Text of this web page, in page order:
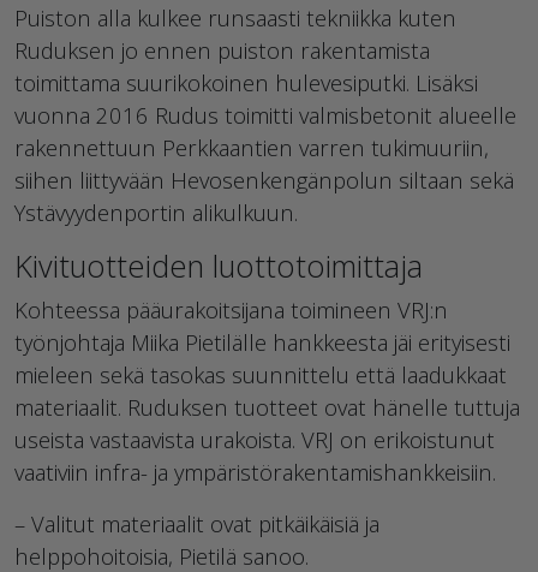
Puiston alla kulkee runsaasti tekniikka kuten
Ruduksen jo ennen puiston rakentamista
toimittama suurikokoinen hulevesiputki. Lisäksi
vuonna 2016 Rudus toimitti valmisbetonit alueelle
rakennettuun Perkkaantien varren tukimuuriin,
siihen liittyvään Hevosenkengänpolun siltaan sekä
Ystävyydenportin alikulkuun.
Kivituotteiden luottotoimittaja
Kohteessa pääurakoitsijana toimineen VRJ:n
työnjohtaja Miika Pietilälle hankkeesta jäi erityisesti
mieleen sekä tasokas suunnittelu että laadukkaat
materiaalit. Ruduksen tuotteet ovat hänelle tuttuja
useista vastaavista urakoista. VRJ on erikoistunut
vaativiin infra- ja ympäristörakentamishankkeisiin.
– Valitut materiaalit ovat pitkäikäisiä ja
helppohoitoisia, Pietilä sanoo.